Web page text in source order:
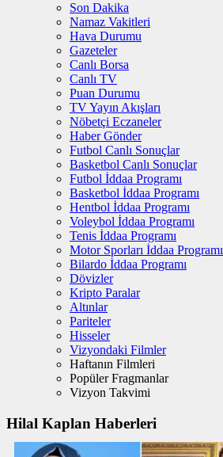
Son Dakika
Namaz Vakitleri
Hava Durumu
Gazeteler
Canlı Borsa
Canlı TV
Puan Durumu
TV Yayın Akışları
Nöbetçi Eczaneler
Haber Gönder
Futbol Canlı Sonuçlar
Basketbol Canlı Sonuçlar
Futbol İddaa Programı
Basketbol İddaa Programı
Hentbol İddaa Programı
Voleybol İddaa Programı
Tenis İddaa Programı
Motor Sporları İddaa Programı
Bilardo İddaa Programı
Dövizler
Kripto Paralar
Altınlar
Pariteler
Hisseler
Vizyondaki Filmler
Haftanın Filmleri
Popüler Fragmanlar
Vizyon Takvimi
Hilal Kaplan Haberleri